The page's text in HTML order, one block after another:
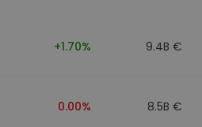
+1.70% 9.4B €
0.00% 8.5B €